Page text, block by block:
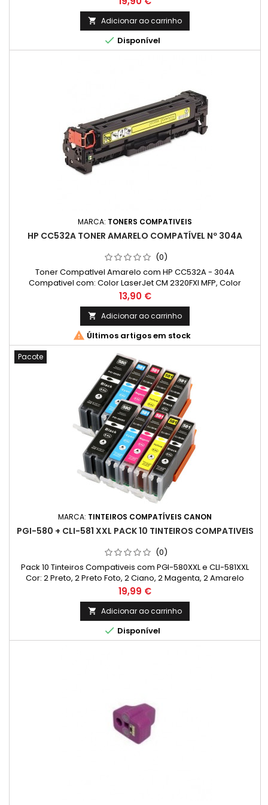
rendimento real varia consideravelmente com base no
conteúdo das páginas impressas e noutros factores.)
 Adicionar ao carrinho
 Disponível
MARCA: TONERS COMPATIVEIS
HP CC532A TONER AMARELO COMPATÍVEL Nº 304A
(0)
Toner CompatIvel Amarelo com HP CC532A - 304A
Compativel com: Color LaserJet CM 2320FXI MFP, Color
LaserJet CM 2320N MFPColor, LaserJet CM 2320NF MFP, Color
LaserJet CP 2020, Color LaserJet CM 2323, Color LaserJet CP
2025, Color LaserJet CP 2025DN, Color LaserJet CP
2025N, Color LaserJet CP 2025X
Preço
13,90 €
 Adicionar ao carrinho
 Últimos artigos em stock
Pacote
MARCA: TINTEIROS COMPATÍVEIS CANON
PGI-580 + CLI-581 XXL PACK 10 TINTEIROS COMPATIVEIS
(0)
Pack 10 Tinteiros Compativeis com PGI-580XXL e CLI-581XXL
Cor: 2 Preto, 2 Preto Foto, 2 Ciano, 2 Magenta, 2 Amarelo
Capacidade: Preto: 600 Páginas * Preto Foto: 4590 Páginas *
Ciano: 830 Páginas * Magenta: 747 Páginas * Amarelo: 830
Páginas * *(Em impressão contínua até 5% de cobertura de
uma Folha A4)
Preço
19,99 €
 Adicionar ao carrinho
 Disponível